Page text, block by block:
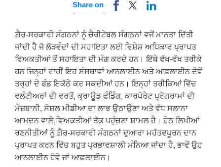
Share on
ਗ਼ੈਰ-ਸਰਕਾਰੀ ਸੰਗਠਨਾਂ ਨੂੰ ਚੈਰੀਟੇਬਲ ਸੰਗਠਨਾਂ ਵਜੋਂ ਮਾਨਤਾ ਦਿੱਤੀ
ਜਾਂਦੀ ਹੈ ਜੋ ਲੋੜਵੰਦਾਂ ਦੀ ਸਹਾਇਤਾ ਲਈ ਵਿਸ਼ੇਸ਼ ਅਧਿਕਾਰ ਪ੍ਰਾਪਤ
ਵਿਅਕਤੀਆਂ ਤੋਂ ਸਹਾਇਤਾ ਦੀ ਮੰਗ ਕਰਦੇ ਹਨ। ਇੱਥੇ ਵੱਖ-ਵੱਖ ਤਰੀਕੇ
ਹਨ ਜਿਨ੍ਹਾਂ ਰਾਹੀਂ ਇਹ ਸੰਸਥਾਵਾਂ ਆਨਲਾਈਨ ਅਤੇ ਆਫ਼ਲਾਈਨ ਦੋਵੇਂ
ਤਰ੍ਹਾਂ ਦੇ ਫੰਡ ਇਕੱਠੇ ਕਰ ਸਕਦੀਆਂ ਹਨ। ਇਨ੍ਹਾਂ ਤਰੀਕਿਆਂ ਵਿੱਚ
ਵਲੰਟੀਅਰਾਂ ਦੀ ਵਰਤੋਂ, ਕ੍ਰਾਊਡ ਫੰਡਿੰਗ, ਕਾਰਪੋਰੇਟ ਪ੍ਰੋਗਰਾਮਾਂ ਦੀ
ਮੇਜ਼ਬਾਨੀ, ਸੋਸ਼ਲ ਮੀਡੀਆ ਦਾ ਲਾਭ ਉਠਾਉਣਾ ਅਤੇ ਵੱਧ ਸਲਾਨਾ
ਆਮਦਨ ਵਾਲੇ ਵਿਅਕਤੀਆਂ ਤੱਕ ਪਹੁੰਚਣਾ ਸ਼ਾਮਲ ਹੈ। ਹੇਠ ਲਿਖੀਆਂ
ਰਣਨੀਤੀਆਂ ਨੂੰ ਗ਼ੈਰ-ਸਰਕਾਰੀ ਸੰਗਠਨਾਂ ਦੁਆਰਾ ਮਹੱਤਵਪੂਰਨ ਦਾਨ
ਪ੍ਰਾਪਤ ਕਰਨ ਵਿੱਚ ਬਹੁਤ ਪ੍ਰਭਾਵਸ਼ਾਲੀ ਮੰਨਿਆ ਜਾਂਦਾ ਹੈ, ਭਾਵੇਂ ਉਹ
ਆਨਲਾਈਨ ਹੋਵੇ ਜਾਂ ਆਫ਼ਲਾਈਨ।